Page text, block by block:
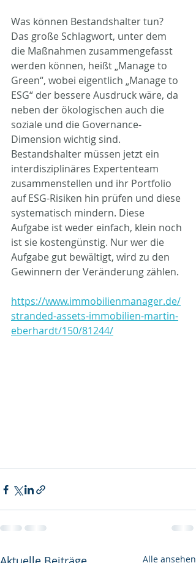
Was können Bestandshalter tun?
Das große Schlagwort, unter dem
die Maßnahmen zusammengefasst
werden können, heißt „Manage to
Green“, wobei eigentlich „Manage to
ESG“ der bessere Ausdruck wäre, da
neben der ökologischen auch die
soziale und die Governance-
Dimension wichtig sind.
Bestandshalter müssen jetzt ein
interdisziplinäres Expertenteam
zusammenstellen und ihr Portfolio
auf ESG-Risiken hin prüfen und diese
systematisch mindern. Diese
Aufgabe ist weder einfach, klein noch
ist sie kostengünstig. Nur wer die
Aufgabe gut bewältigt, wird zu den
Gewinnern der Veränderung zählen.
https://www.immobilienmanager.de/
stranded-assets-immobilien-martin-
eberhardt/150/81244/
Alle ansehen